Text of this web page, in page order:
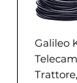
Galileo